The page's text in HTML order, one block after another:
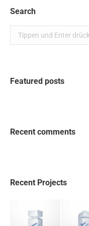
Search
Search:
Featured posts
Recent comments
Recent Projects